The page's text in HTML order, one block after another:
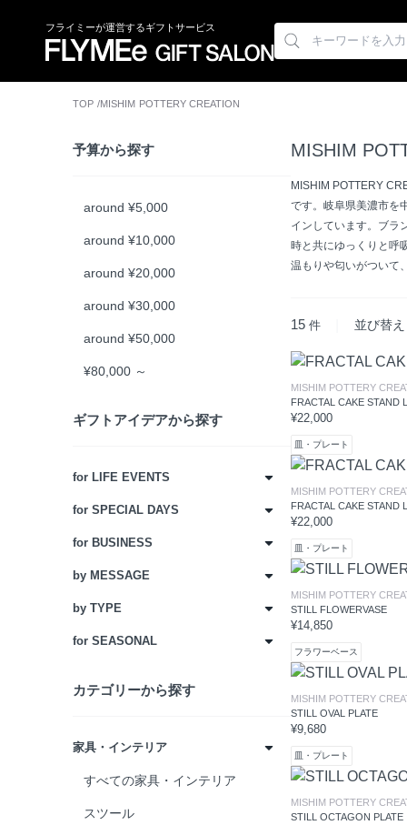
フライミーが運営するギフトサービス
TOP MISHIM POTTERY CREATION
予算から探す
around ¥5,000
around ¥10,000
around ¥20,000
around ¥30,000
around ¥50,000
¥80,000 ～
ギフトアイデアから探す
for LIFE EVENTS
すべてのfor LIFE EVENTS
結婚祝い
新居祝い
出産祝い
for SPECIAL DAYS
すべてのfor SPECIAL DAYS
転職祝い
独立祝い
記念日
長寿・賀寿祝い
卒入園祝い
for BUSINESS
すべてのfor BUSINESS
開店・開院祝い
周年祝い
退職祝い
叙勲祝い
by MESSAGE
すべてのby MESSAGE
いつもありがとう
お二人のこれからに
新たな門出に
by TYPE
すべてのby TYPE
デザイナーズプロダクト
ハンドクラフト
for SEASONAL
MOTHER'S DAY GIFTS
HOLIDAY GIFTS
カテゴリーから探す
家具・インテリア
すべての家具・インテリア
スツール
MISHIM
MISHIM POTTERY
です。岐阜県美濃市を
インしています。ブラ
時と共にゆっくりと呼
温もりや匂いがついて
15 件
MISHIM POTTERY
FRACTAL CAKE STAND
¥22,000
皿・プレート
MISHIM POTTERY
FRACTAL CAKE STAND
¥22,000
皿・プレート
MISHIM POTTERY
STILL FLOWERVASE
¥14,850
フラワーベース
MISHIM POTTERY
STILL OVAL PLATE
¥9,680
皿・プレート
MISHIM POTTERY
STILL OCTAGON PLATE